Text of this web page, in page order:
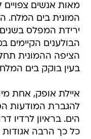
מאות אנשים
המונית בים המלח.
ירידת המפלס
הבולענים הקיימים
בעין בוקק בים
איילת אופק, אחת
להגברת המודעות
הים. בראיון לרדיו
כל כך הרבה אגודות